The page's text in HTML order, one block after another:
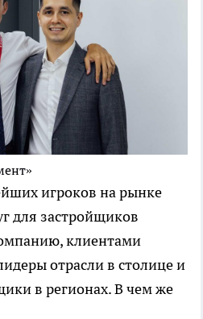
игроков на рынке
для застройщиков
клиентами
отрасли в столице и
в регионах. В чем же